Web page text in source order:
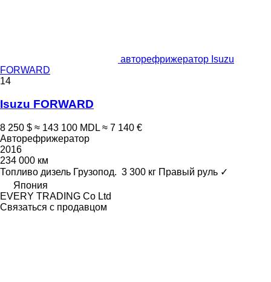
авторефрижератор Isuzu
FORWARD
14
Isuzu FORWARD
8 250 $ ≈ 143 100 MDL ≈ 7 140 €
Авторефрижератор
2016
234 000 км
Топливо дизель Грузопод. 3 300 кг Правый руль ✓
Япония
EVERY TRADING Co Ltd
Связаться с продавцом